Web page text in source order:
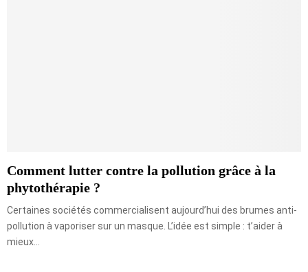
Comment lutter contre la pollution grâce à la
phytothérapie ?
Certaines sociétés commercialisent aujourd’hui des brumes anti-
pollution à vaporiser sur un masque. L’idée est simple : t’aider à
mieux...